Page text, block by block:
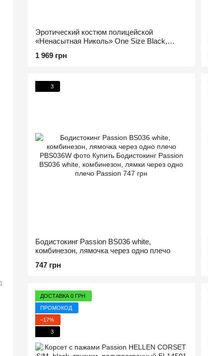
Эротический костюм полицейской
«Ненасытная Николь» One Size Black,
1 969 грн
3
Бодистокинг Passion BS036 white,
комбинезон, лямочка через одно плечо
747 грн
ДОСТАВКА 0 ГРН
ПРОМОКОД
−17%
3
1